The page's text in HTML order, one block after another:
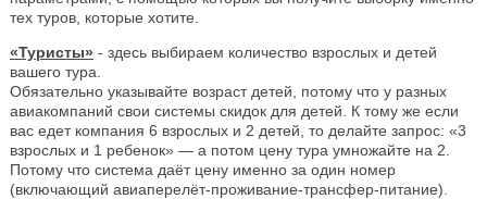
тех туров, которые хотите.
«Туристы» - здесь выбираем количество взрослых и детей
вашего тура.
Обязательно указывайте возраст детей, потому что у разных
авиакомпаний свои системы скидок для детей. К тому же если
вас едет компания 6 взрослых и 2 детей, то делайте запрос: «3
взрослых и 1 ребенок» — а потом цену тура умножайте на 2.
Потому что система даёт цену именно за один номер
(включающий авиаперелёт-проживание-трансфер-питание).